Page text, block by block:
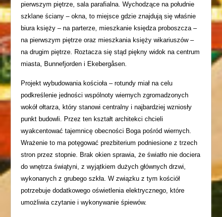
pierwszym piętrze, sala parafialna. Wychodzące na południe
szklane ściany – okna, to miejsce gdzie znajdują się właśnie
biura księży – na parterze, mieszkanie księdza proboszcza –
na pierwszym piętrze oraz mieszkania księży wikariuszów –
na drugim piętrze. Roztacza się stąd piękny widok na centrum
miasta, Bunnefjorden i Ekebergåsen.
Projekt wybudowania kościoła – rotundy miał na celu
podkreślenie jedności wspólnoty wiernych zgromadzonych
wokół ołtarza, który stanowi centralny i najbardziej wzniosły
punkt budowli. Przez ten kształt architekci chcieli
wyakcentować tajemnicę obecności Boga pośród wiernych.
Wrażenie to ma potęgować prezbiterium podniesione z trzech
stron przez stopnie. Brak okien sprawia, że światło nie dociera
do wnętrza świątyni, z wyjątkiem dużych głównych drzwi,
wykonanych z grubego szkła. W związku z tym kościół
potrzebuje dodatkowego oświetlenia elektrycznego, które
umożliwia czytanie i wykonywanie śpiewów.